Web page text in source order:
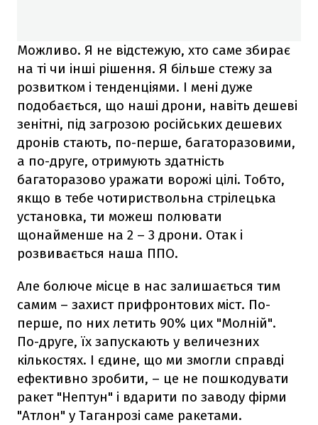
Можливо. Я не відстежую, хто саме збирає
на ті чи інші рішення. Я більше стежу за
розвитком і тенденціями. І мені дуже
подобається, що наші дрони, навіть дешеві
зенітні, під загрозою російських дешевих
дронів стають, по-перше, багаторазовими,
а по-друге, отримують здатність
багаторазово уражати ворожі цілі. Тобто,
якщо в тебе чотириствольна стрілецька
установка, ти можеш полювати
щонайменше на 2 – 3 дрони. Отак і
розвивається наша ППО.
Але болюче місце в нас залишається тим
самим – захист прифронтових міст. По-
перше, по них летить 90% цих "Молній".
По-друге, їх запускають у величезних
кількостях. І єдине, що ми змогли справді
ефективно зробити, – це не пошкодувати
ракет "Нептун" і вдарити по заводу фірми
"Атлон" у Таганрозі саме ракетами.